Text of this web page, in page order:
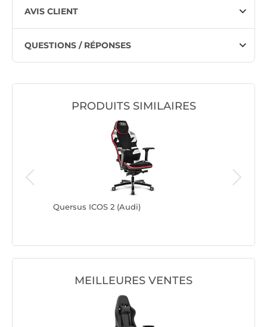
AVIS CLIENT
QUESTIONS / RÉPONSES
PRODUITS SIMILAIRES
Quersus ICOS 2 (Audi)
MEILLEURES VENTES